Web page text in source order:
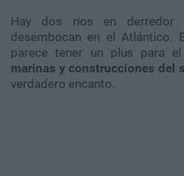
Hay dos ríos en derredor
desembocan en el Atlántico.
parece tener un plus para
marinas y construcciones del
verdadero encanto.